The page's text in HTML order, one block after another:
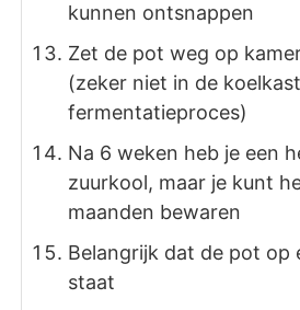
kunnen ontsnappen
Zet de pot weg op
(zeker niet in de
fermentatieproces)
Na 6 weken heb je een
zuurkool, maar je kunt
maanden bewaren
Belangrijk dat de pot op
staat